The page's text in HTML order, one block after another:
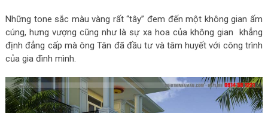
Những tone sắc màu vàng rất “tây” đem đến một không gian ấm
cúng, hưng vượng cũng như là sự xa hoa của không gian khẳng
định đẳng cấp mà ông Tân đã đầu tư và tâm huyết với công trình
của gia đình mình.